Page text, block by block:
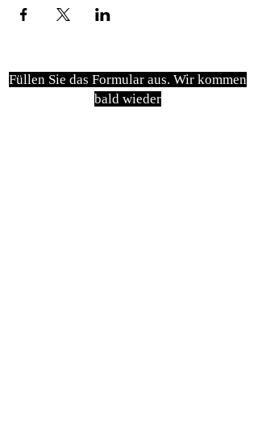
Füllen Sie das Formular aus. Wir kommen
bald wieder